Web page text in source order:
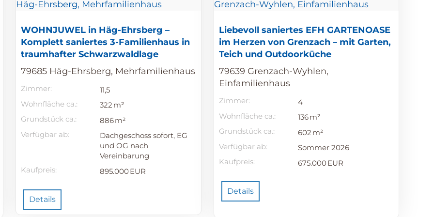
WOHNJUWEL in Häg-Ehrsberg –
Komplett saniertes 3-Familienhaus in
traumhafter Schwarzwaldlage
79685 Häg-Ehrsberg, Mehrfamilienhaus
Zimmer:
11,5
Wohnfläche ca.:
322 m²
Grund­stück ca.:
886 m²
Verfügbar ab:
Dachgeschoss sofort, EG
und OG nach
Vereinbarung
Kaufpreis:
895.000 EUR
Details
Liebevoll saniertes EFH GARTENOASE
im Herzen von Grenzach – mit Garten,
Teich und Outdoorküche
79639 Grenzach-Wyhlen,
Einfamilienhaus
Zimmer:
4
Wohnfläche ca.:
136 m²
Grund­stück ca.:
602 m²
Verfügbar ab:
Sommer 2026
Kaufpreis:
675.000 EUR
Details